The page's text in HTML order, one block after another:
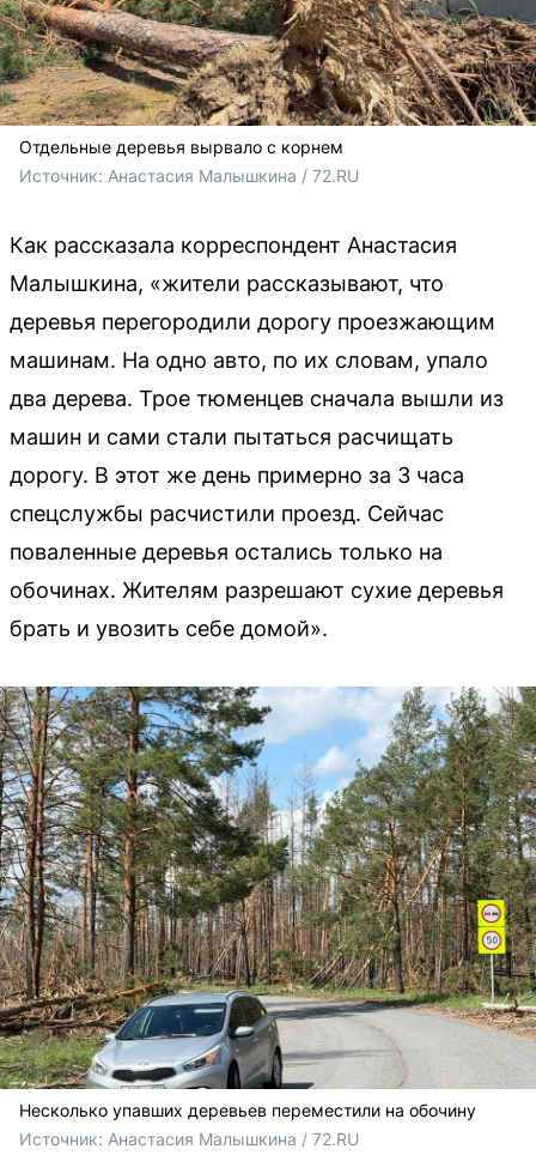
Отдельные деревья вырвало с корнем
Источник: Анастасия Малышкина / 72.RU
Как рассказала корреспондент Анастасия
Малышкина, «жители рассказывают, что
деревья перегородили дорогу проезжающим
машинам. На одно авто, по их словам, упало
два дерева. Трое тюменцев сначала вышли из
машин и сами стали пытаться расчищать
дорогу. В этот же день примерно за 3 часа
спецслужбы расчистили проезд. Сейчас
поваленные деревья остались только на
обочинах. Жителям разрешают сухие деревья
брать и увозить себе домой».
Несколько упавших деревьев переместили на обочину
Источник: Анастасия Малышкина / 72.RU